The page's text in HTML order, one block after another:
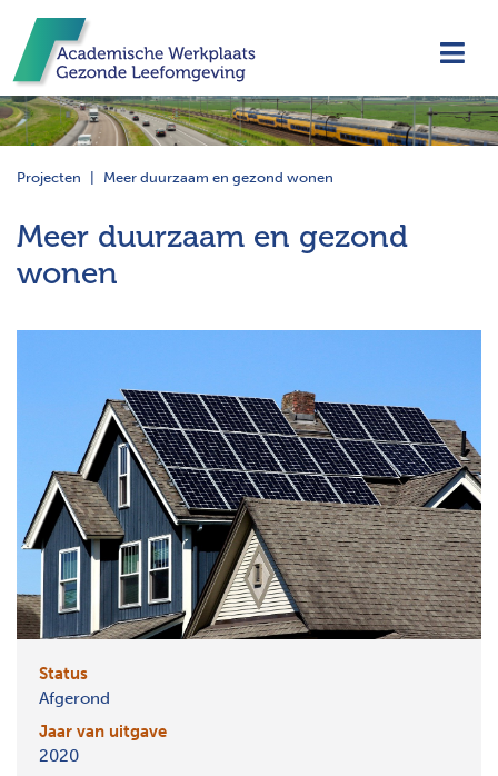
Projecten Meer duurzaam en gezond wonen
Meer duurzaam en gezond
wonen
Status
Afgerond
Jaar van uitgave
2020